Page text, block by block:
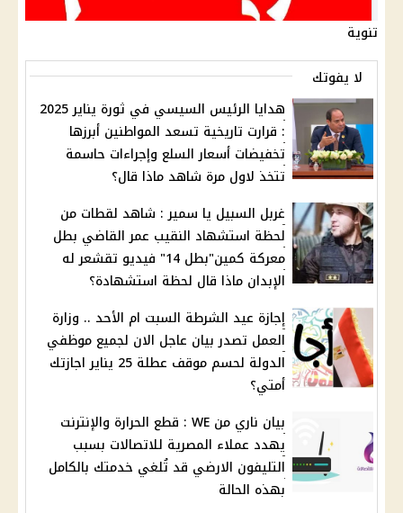
تنوية
لا يفوتك
هدايا الرئيس السيسي في ثورة يناير 2025
: قرارت تاريخية تسعد المواطنين أبرزها
تخفيضات أسعار السلع وإجراءات حاسمة
تتخذ لاول مرة شاهد ماذا قال؟
غربل السبيل يا سمير : شاهد لقطات من
لحظة استشهاد النقيب عمر القاضي بطل
معركة كمين"بطل 14" فيديو تقشعر له
الإبدان ماذا قال لحظة استشهادة؟
إجازة عيد الشرطة السبت ام الأحد .. وزارة
العمل تصدر بيان عاجل الان لجميع موظفي
الدولة لحسم موقف عطلة 25 يناير اجازتك
أمتي؟
بيان ناري من WE : قطع الحرارة والإنترنت
يهدد عملاء المصرية للاتصالات بسبب
التليفون الارضي قد تُلغي خدمتك بالكامل
بهذه الحالة